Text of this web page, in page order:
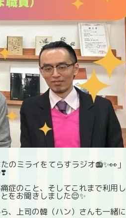
ミライをてらすラジオ📻✨👀」
症のこと、そしてこれまで利用し
をお聞きしました😌✨
、上司の韓（ハン）さんも一緒に